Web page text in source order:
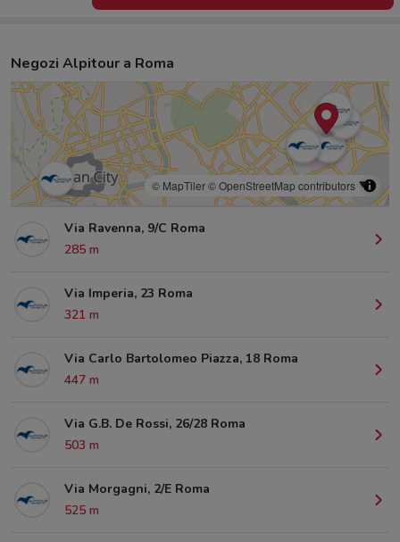
Negozi Alpitour a Roma
© MapTiler© OpenStreetMap contributors
Via Ravenna, 9/C Roma
285 m
Via Imperia, 23 Roma
321 m
Via Carlo Bartolomeo Piazza, 18 Roma
447 m
Via G.B. De Rossi, 26/28 Roma
503 m
Via Morgagni, 2/E Roma
525 m